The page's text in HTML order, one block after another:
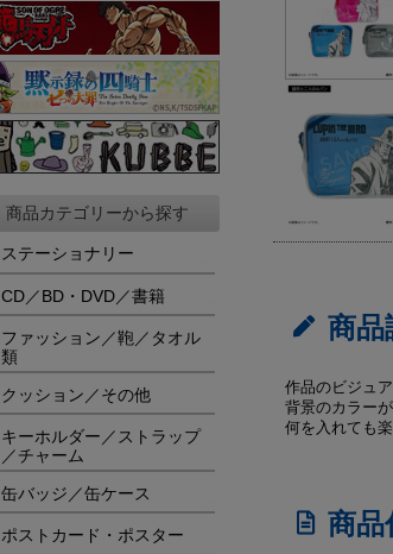
商品カテゴリーから探す
ステーショナリー
CD／BD・DVD／書籍
ファッション／鞄／タオル
類
クッション／その他
キーホルダー／ストラップ
／チャーム
缶バッジ／缶ケース
ポストカード・ポスター
商品
作品のビジュ
背景のカラー
何を入れても
商品